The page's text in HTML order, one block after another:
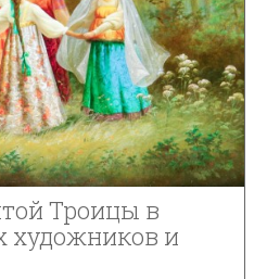
Троицы в
художников и